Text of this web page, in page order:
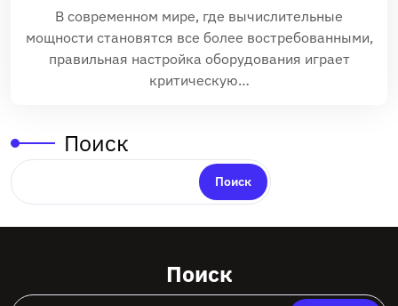
В современном мире, где вычислительные
мощности становятся все более востребованными,
правильная настройка оборудования играет
критическую…
Поиск
Поиск
Поиск